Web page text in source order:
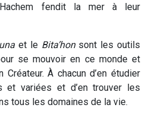
fendit la mer à leur
et le Bita’honsont les outils
se mouvoir en ce monde et
À chacun d’en étudier
et variées et d’en trouver les
tous les domaines de la vie.